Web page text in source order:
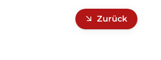
Zurück